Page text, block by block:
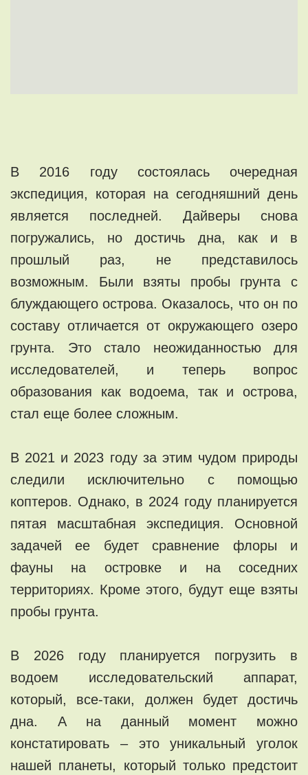
В 2016 году состоялась очередная
экспедиция, которая на сегодняшний день
является последней. Дайверы снова
погружались, но достичь дна, как и в
прошлый раз, не представилось
возможным. Были взяты пробы грунта с
блуждающего острова. Оказалось, что он по
составу отличается от окружающего озеро
грунта. Это стало неожиданностью для
исследователей, и теперь вопрос
образования как водоема, так и острова,
стал еще более сложным.
В 2021 и 2023 году за этим чудом природы
следили исключительно с помощью
коптеров. Однако, в 2024 году планируется
пятая масштабная экспедиция. Основной
задачей ее будет сравнение флоры и
фауны на островке и на соседних
территориях. Кроме этого, будут еще взяты
пробы грунта.
В 2026 году планируется погрузить в
водоем исследовательский аппарат,
который, все-таки, должен будет достичь
дна. А на данный момент можно
констатировать – это уникальный уголок
нашей планеты, который только предстоит